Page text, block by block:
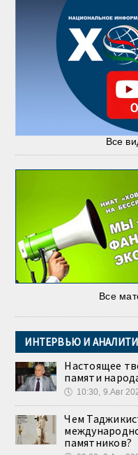
Все
Все
ИНТЕРВЬЮ И
Настоящее
памяти
🕔 10:30, 9.Авг
Чем
памятников?